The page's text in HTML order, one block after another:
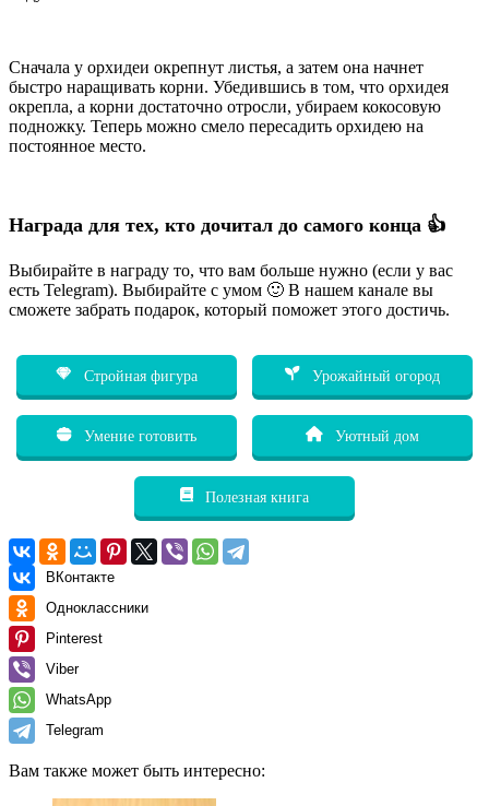
Сначала у орхидеи окрепнут листья, а затем она начнет
быстро наращивать корни. Убедившись в том, что орхидея
окрепла, а корни достаточно отросли, убираем кокосовую
подножку. Теперь можно смело пересадить орхидею на
постоянное место.
Награда для тех, кто дочитал до самого конца 👍
Выбирайте в награду то, что вам больше нужно (если у вас
есть Telegram). Выбирайте с умом 🙂 В нашем канале вы
сможете забрать подарок, который поможет этого достичь.
Стройная фигура Урожайный огород
Умение готовить Уютный дом
Полезная книга
ВКонтакте
Одноклассники
Pinterest
Viber
WhatsApp
Telegram
Вам также может быть интересно: